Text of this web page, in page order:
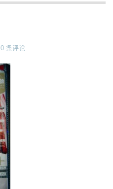
0 条评论